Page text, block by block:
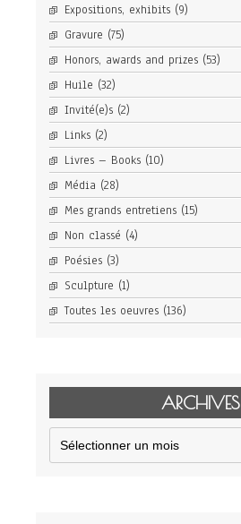
Expositions, exhibits (9)
Gravure (75)
Honors, awards and prizes (53)
Huile (32)
Invité(e)s (2)
Links (2)
Livres – Books (10)
Média (28)
Mes grands entretiens (15)
Non classé (4)
Poésies (3)
Sculpture (1)
Toutes les oeuvres (136)
ARCHIVES
Archives